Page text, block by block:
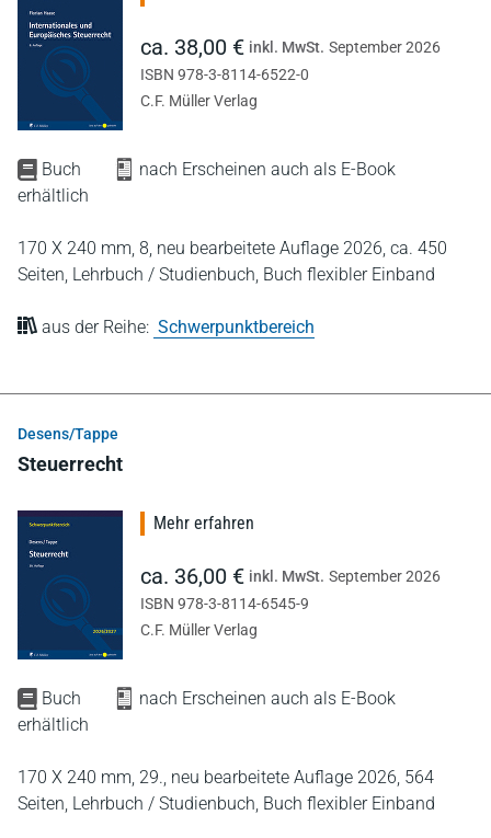
Buch
nach Erscheinen auch als E-Book
erhältlich
170 X 240 mm, 8, neu bearbeitete Auflage 2026, ca. 450
Seiten, Lehrbuch / Studienbuch, Buch flexibler Einband
aus der Reihe: Schwerpunktbereich
ca. 38,00 € inkl. MwSt. September 2026
ISBN 978-3-8114-6522-0
C.F. Müller Verlag
Desens/Tappe
Steuerrecht
Buch
nach Erscheinen auch als E-Book
erhältlich
170 X 240 mm, 29., neu bearbeitete Auflage 2026, 564
Seiten, Lehrbuch / Studienbuch, Buch flexibler Einband
Mehr erfahren
ca. 36,00 € inkl. MwSt. September 2026
ISBN 978-3-8114-6545-9
C.F. Müller Verlag